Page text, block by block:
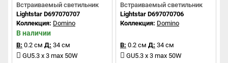
Встраиваемый светильник
Lightstar D697070707
Коллекция: Domino
В наличии
В: 0.2 см Д: 34 см
GU5.3 x 3 max 50W
Встраиваемый светильник
Lightstar D697070706
Коллекция: Domino
В: 0.2 см Д: 34 см
GU5.3 x 3 max 50W